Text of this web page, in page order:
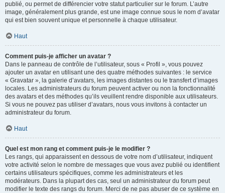
publié, ou permet de différencier votre statut particulier sur le forum. L’autre
image, généralement plus grande, est une image connue sous le nom d’avatar
qui est bien souvent unique et personnelle à chaque utilisateur.
Haut
Comment puis-je afficher un avatar ?
Dans le panneau de contrôle de l’utilisateur, sous « Profil », vous pouvez
ajouter un avatar en utilisant une des quatre méthodes suivantes : le service
« Gravatar », la galerie d’avatars, les images distantes ou le transfert d’images
locales. Les administrateurs du forum peuvent activer ou non la fonctionnalité
des avatars et des méthodes qu’ils veuillent rendre disponible aux utilisateurs.
Si vous ne pouvez pas utiliser d’avatars, nous vous invitons à contacter un
administrateur du forum.
Haut
Quel est mon rang et comment puis-je le modifier ?
Les rangs, qui apparaissent en dessous de votre nom d’utilisateur, indiquent
votre activité selon le nombre de messages que vous avez publié ou identifient
certains utilisateurs spécifiques, comme les administrateurs et les
modérateurs. Dans la plupart des cas, seul un administrateur du forum peut
modifier le texte des rangs du forum. Merci de ne pas abuser de ce système en